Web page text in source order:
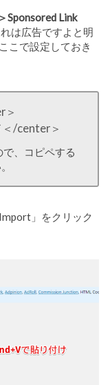
Sponsored Link
は広告ですよと明
こで設定しておき
＞
/center＞
、コピペする
」をクリック